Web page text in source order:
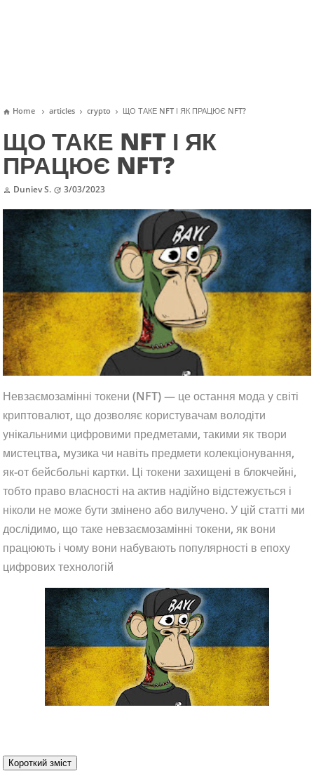
 Home  articles  crypto  ЩО ТАКЕ NFT І ЯК ПРАЦЮЄ NFT?
ЩО ТАКЕ NFT І ЯК
ПРАЦЮЄ NFT?
 Duniev S.  3/03/2023
Невзаємозамінні токени (NFT) — це остання мода у світі
криптовалют, що дозволяє користувачам володіти
унікальними цифровими предметами, такими як твори
мистецтва, музика чи навіть предмети колекціонування,
як-от бейсбольні картки. Ці токени захищені в блокчейні,
тобто право власності на актив надійно відстежується і
ніколи не може бути змінено або вилучено. У цій статті ми
дослідимо, що таке невзаємозамінні токени, як вони
працюють і чому вони набувають популярності в епоху
цифрових технологій
Короткий зміст